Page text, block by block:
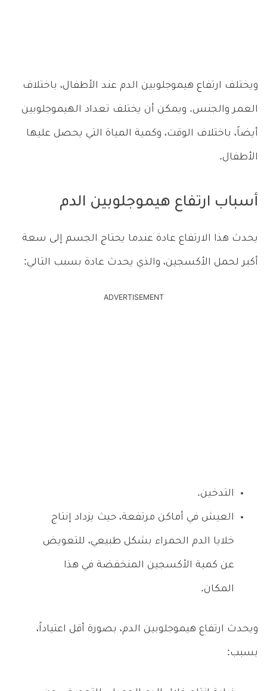
ويختلف ارتفاع هيموجلوبين الدم عند الأطفال، باختلاف
العمر والجنس. ويمكن أن يختلف تعداد الهيموجلوبين
أيضاً، باختلاف الوقت، وكمية المياة التي يحصل عليها
الأطفال.
أسباب ارتفاع هيموجلوبين الدم
يحدث هذا الارتفاع عادة عندما يحتاج الجسم إلى سعة
أكبر لحمل الأكسجين، والذي يحدث عادة بسبب التالي:
ADVERTISEMENT
التدخين.
العيش في أماكن مرتفعة، حيث يزداد إنتاج
خلايا الدم الحمراء بشكل طبيعي، للتعويض
عن كمية الأكسجين المنخفضة في هذا
المكان.
ويحدث ارتفاع هيموجلوبين الدم، بصورة أقل اعتياداً،
بسبب: